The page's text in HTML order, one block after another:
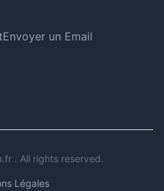
Envoyer un Email
. All rights reserved.
Légales